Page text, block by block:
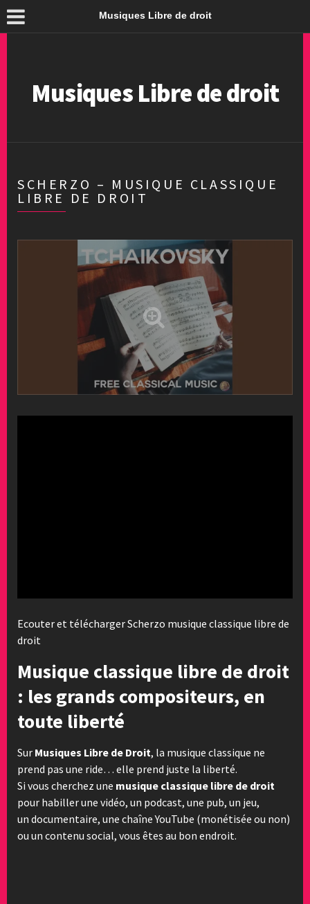
Musiques Libre de droit
Musiques Libre de droit
SCHERZO – MUSIQUE CLASSIQUE
LIBRE DE DROIT
Ecouter et télécharger Scherzo musique classique libre de
droit
Musique classique libre de droit
: les grands compositeurs, en
toute liberté
Sur Musiques Libre de Droit, la musique classique ne
prend pas une ride… elle prend juste la liberté.
Si vous cherchez une musique classique libre de droit
pour habiller une vidéo, un podcast, une pub, un jeu,
un documentaire, une chaîne YouTube (monétisée ou non)
ou un contenu social, vous êtes au bon endroit.